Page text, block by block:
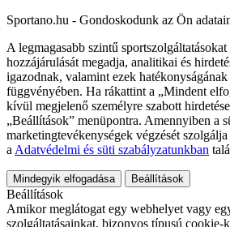
Sportano.hu - Gondoskodunk az Ön
A legmagasabb szintű
hozzájárulását megadja, analitikai és
igazodnak, valamint ezek
függvényében. Ha rákattint a „Mindent
kívül megjelenő személyre szabott
„Beállítások” menüpontra. Amennyiben a
marketingtevékenységek végzését
a Adatvédelmi és süti szabályzatunkban
Mindegyik elfogadása Beállítások
Beállítások
Amikor meglátogat egy webhelyet vagy
szolgáltatásainkat, bizonyos típusú cookie-